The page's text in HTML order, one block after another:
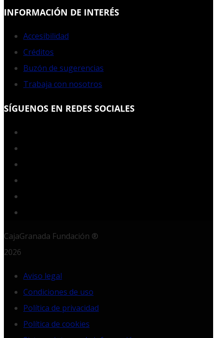
INFORMACIÓN DE INTERÉS
Accesibilidad
Créditos
Buzón de sugerencias
Trabaja con nosotros
SÍGUENOS EN REDES SOCIALES
CajaGranada Fundación ®
2026
Aviso legal
Condiciones de uso
Política de privacidad
Política de cookies